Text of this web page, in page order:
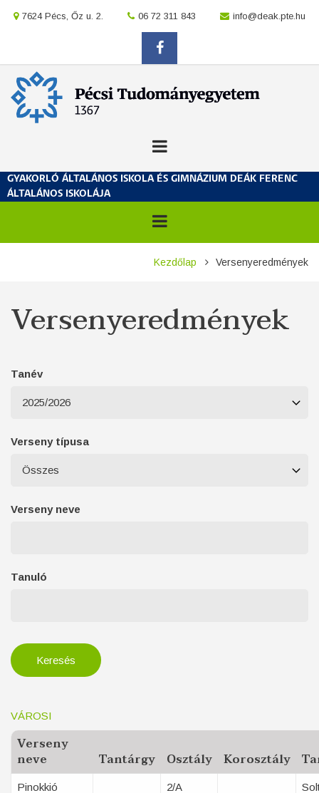
location
7624 Pécs, Őz u. 2. location
06 72 311 843 location
info@deak.pte.hu
facebook
GYAKORLÓ ÁLTALÁNOS ISKOLA ÉS GIMNÁZIUM DEÁK FERENC
ÁLTALÁNOS ISKOLÁJA
Kezdőlap Versenyeredmények
Versenyeredmények
Tanév
Verseny típusa
Verseny neve
Tanuló
VÁROSI
Verseny
neve Tantárgy Osztály Korosztály
Pinokkió
2/A